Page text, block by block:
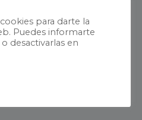
para darte la
Puedes informarte
desactivarlas en